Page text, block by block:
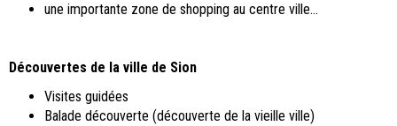
une importante zone de shopping au centre ville...
Découvertes de la ville de Sion
Visites guidées
Balade découverte (découverte de la vieille ville)